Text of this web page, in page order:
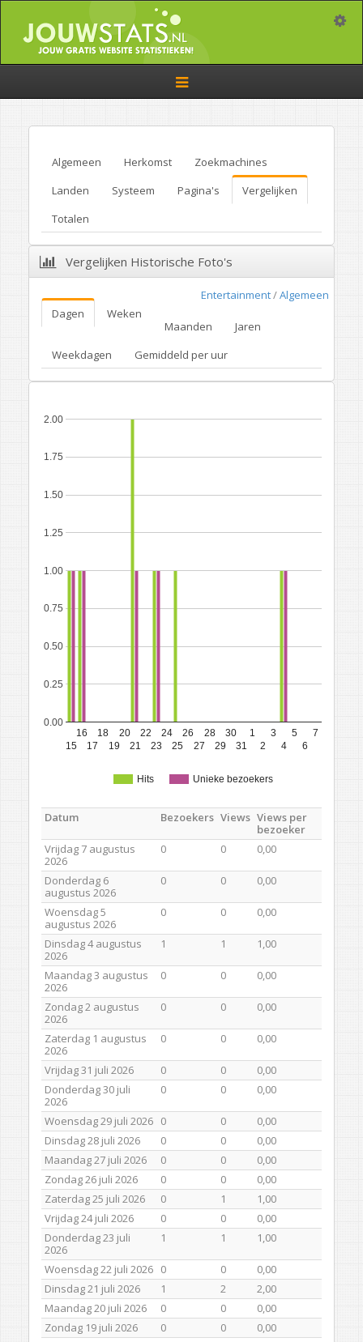
Toggle
navigation
Algemeen Herkomst
Zoekmachines
Landen
Systeem Pagina's
Vergelijken
Totalen
Vergelijken Historische Foto's
Entertainment/Algemeen
Dagen
Weken
Maanden
Jaren
Weekdagen
Gemiddeld per uur
Hits Unieke bezoekers
15
16
17
18
19
20
21
22
23
24
25
26
27
28
29
30
31
1
2
3
4
5
6
7
0.00
0.25
0.50
0.75
1.00
1.25
1.50
1.75
2.00
Datum Bezoekers Views Views per
bezoeker
Vrijdag 7 augustus
2026
0 0 0,00
Donderdag 6
augustus 2026
0 0 0,00
Woensdag 5
augustus 2026
0 0 0,00
Dinsdag 4 augustus
2026
1 1 1,00
Maandag 3 augustus
2026
0 0 0,00
Zondag 2 augustus
2026
0 0 0,00
Zaterdag 1 augustus
2026
0 0 0,00
Vrijdag 31 juli 2026 0 0
0,00
Donderdag 30 juli
2026
0 0 0,00
Woensdag 29 juli 2026 0 0
0,00
Dinsdag 28 juli 2026
0 0
0,00
Maandag 27 juli 2026
0 0
0,00
Zondag 26 juli 2026
0 0
0,00
Zaterdag 25 juli 2026
0 1
1,00
Vrijdag 24 juli 2026
0 0
0,00
Donderdag 23 juli
2026
1 1 1,00
Woensdag 22 juli 2026 0 0
0,00
Dinsdag 21 juli 2026
1 2
2,00
Maandag 20 juli 2026
0 0
0,00
Zondag 19 juli 2026
0 0
0,00